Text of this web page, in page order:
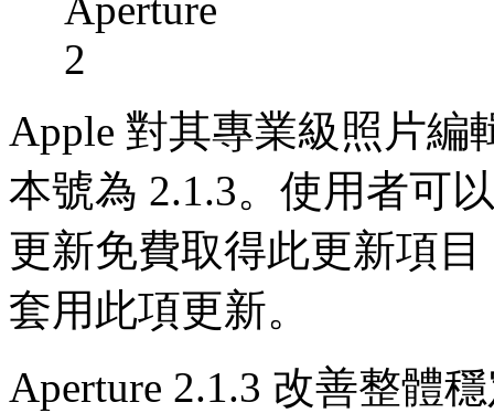
Apple 對其專業級照片編
本號為 2.1.3。使用者可
更新免費取得此更新項
套用此項更新。
Aperture 2.1.3 改善整體